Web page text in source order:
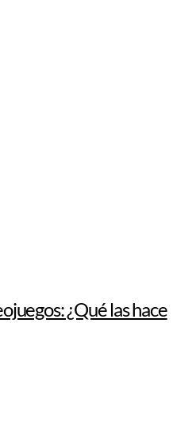
¿Qué las hace